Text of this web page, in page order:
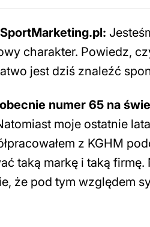
charakter. Powiedz,
jest dziś znaleźć
numer 65 na
moje ostatnie
z KGHM
taką markę i taką firmę.
że pod tym względem